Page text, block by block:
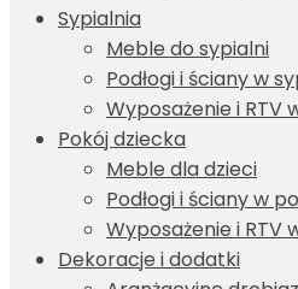
Sypialnia
Meble do sypialni
Podłogi i ściany w
Wyposażenie i RTV
Pokój dziecka
Meble dla dzieci
Podłogi i ściany w
Wyposażenie i RTV
Dekoracje i dodatki